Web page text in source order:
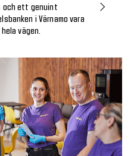
och ett genuint
i Värnamo vara
vägen.